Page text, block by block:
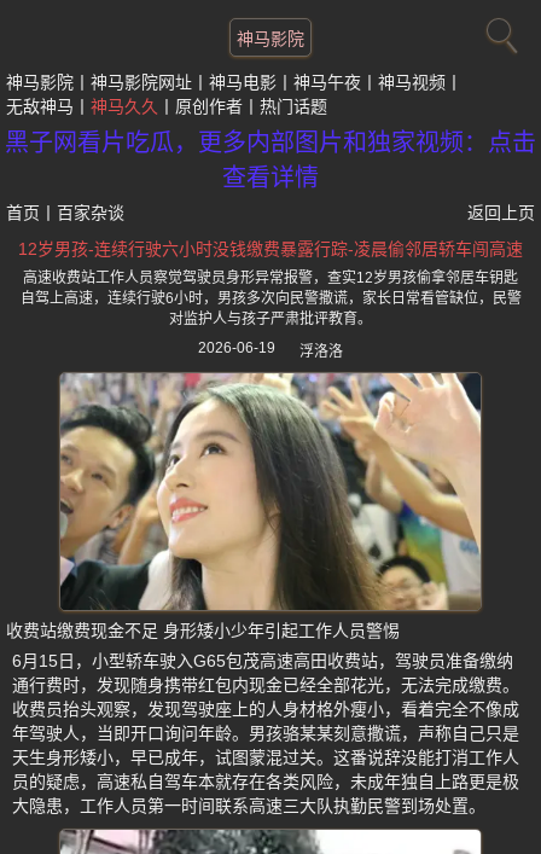
神马影院
神马影院 神马影院网址 神马电影 神马午夜
神马视频
无敌神马
神马久久 原创作者 热门话题
黑子网看片吃瓜，更多内部图片和独家视频：点击
查看详情
首页 百家杂谈
返回上页
12岁男孩-连续行驶六小时没钱缴费暴露行踪-凌晨偷邻居轿车闯高速
高速收费站工作人员察觉驾驶员身形异常报警，查实12岁男孩偷拿邻居车钥匙
自驾上高速，连续行驶6小时，男孩多次向民警撒谎，家长日常看管缺位，民警
对监护人与孩子严肃批评教育。
2026-06-19
浮洛洛
收费站缴费现金不足 身形矮小少年引起工作人员警惕
6月15日，小型轿车驶入G65包茂高速高田收费站，驾驶员准备缴纳
通行费时，发现随身携带红包内现金已经全部花光，无法完成缴费。
收费员抬头观察，发现驾驶座上的人身材格外瘦小，看着完全不像成
年驾驶人，当即开口询问年龄。男孩骆某某刻意撒谎，声称自己只是
天生身形矮小，早已成年，试图蒙混过关。这番说辞没能打消工作人
员的疑虑，高速私自驾车本就存在各类风险，未成年独自上路更是极
大隐患，工作人员第一时间联系高速三大队执勤民警到场处置。